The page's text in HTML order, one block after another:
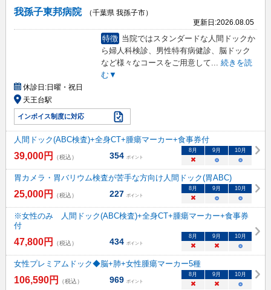
我孫子東邦病院
（千葉県 我孫子市）
更新日:2026.08.05
特徴 当院ではスタンダードな人間ドックか
ら婦人科検診、男性特有病健診、脳ドック
など様々なコースをご用意して... 続きを読
む▼
休診日:日曜・祝日
天王台駅
インボイス制度に対応
人間ドック(ABC検査)+全身CT+腫瘍マーカー+食事券付
39,000円 （税込） 354 ポイント
8月 9月 10月
× ○ ○
胃カメラ・胃バリウム検査が苦手な方向け人間ドック(胃ABC)
25,000円 （税込） 227 ポイント
8月 9月 10月
× ○ ○
※女性のみ 人間ドック(ABC検査)+全身CT+腫瘍マーカー+食事券
付
47,800円 （税込） 434 ポイント
8月 9月 10月
× × ○
女性プレミアムドック◆脳+肺+女性腫瘍マーカー5種
106,590円 （税込） 969 ポイント
8月 9月 10月
× × ○